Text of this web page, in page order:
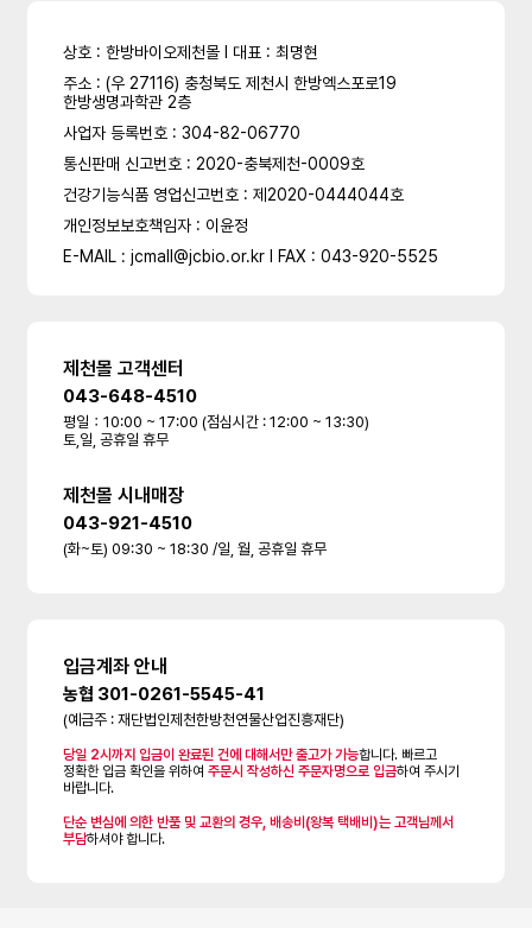
상호 : 한방바이오제천몰 l 대표 : 최명현
주소 : (우 27116) 충청북도 제천시 한방엑스포로19
한방생명과학관 2층
사업자 등록번호 : 304-82-06770
통신판매 신고번호 : 2020-충북제천-0009호
건강기능식품 영업신고번호 : 제2020-0444044호
개인정보보호책임자 : 이윤정
E-MAIL : jcmall@jcbio.or.kr l FAX : 043-920-5525
제천몰 고객센터
043-648-4510
평일：10:00 ~ 17:00 (점심시간 : 12:00 ~ 13:30)
토,일, 공휴일 휴무
제천몰 시내매장
043-921-4510
(화~토) 09:30 ~ 18:30 /일, 월, 공휴일 휴무
입금계좌 안내
농협 301-0261-5545-41
(예금주 : 재단법인제천한방천연물산업진흥재단)
당일 2시까지 입금이 완료된 건에 대해서만 출고가 가능합니다. 빠르고
정확한 입금 확인을 위하여주문시 작성하신 주문자명으로 입금하여 주시기
바랍니다.
단순 변심에 의한 반품 및 교환의 경우, 배송비(왕복 택배비)는 고객님께서
부담하셔야 합니다.